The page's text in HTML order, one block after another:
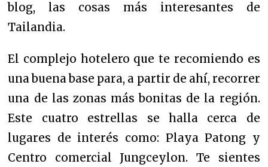
blog, las cosas más interesantes de
Tailandia.
El complejo hotelero que te recomiendo es
una buena base para, a partir de ahí, recorrer
una de las zonas más bonitas de la región.
Este cuatro estrellas se halla cerca de
lugares de interés como: Playa Patong y
Centro comercial Jungceylon. Te sientes